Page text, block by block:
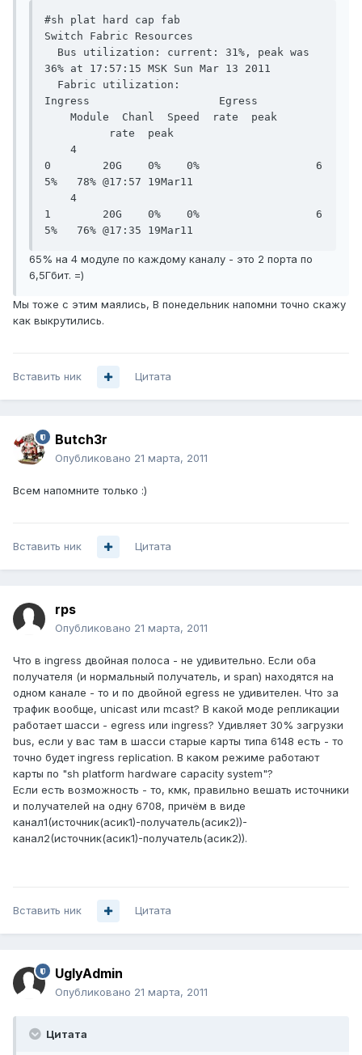
#sh plat hard cap fab
Switch Fabric Resources
Bus utilization: current: 31%, peak was
36% at 17:57:15 MSK Sun Mar 13 2011
Fabric utilization:
Ingress                    Egress
Module  Chanl  Speed  rate  peak
rate  peak
4
0        20G    0%    0%                  6
5%   78% @17:57 19Mar11
4
1        20G    0%    0%                  6
5%   76% @17:35 19Mar11
65% на 4 модуле по каждому каналу - это 2 порта по
6,5Гбит. =)
Мы тоже с этим маялись, В понедельник напомни точно скажу
как выкрутились.
Вставить ник Цитата
Butch3r
Опубликовано 21 марта, 2011
Всем напомните только :)
Вставить ник Цитата
rps
Опубликовано 21 марта, 2011
Что в ingress двойная полоса - не удивительно. Если оба
получателя (и нормальный получатель, и span) находятся на
одном канале - то и по двойной egress не удивителен. Что за
трафик вообще, unicast или mcast? В какой моде репликации
работает шасси - egress или ingress? Удивляет 30% загрузки
bus, если у вас там в шасси старые карты типа 6148 есть - то
точно будет ingress replication. В каком режиме работают
карты по "sh platform hardware capacity system"?
Если есть возможность - то, кмк, правильно вешать источники
и получателей на одну 6708, причём в виде
канал1(источник(асик1)-получатель(асик2))-
канал2(источник(асик1)-получатель(асик2)).
Вставить ник Цитата
UglyAdmin
Опубликовано 21 марта, 2011
Цитата